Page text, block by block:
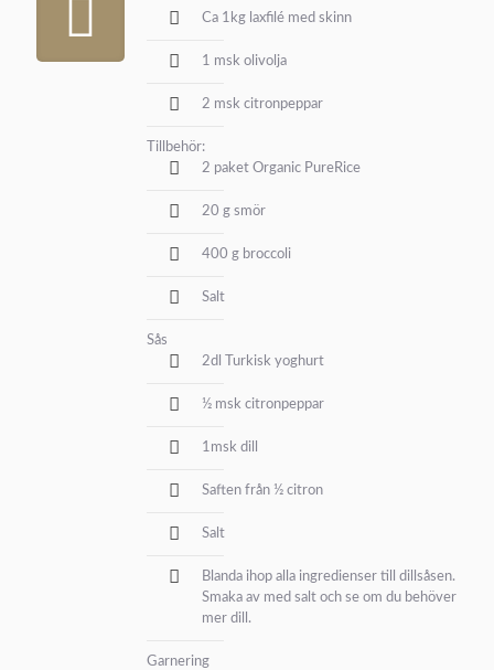
Ca 1kg laxfilé med skinn
1 msk olivolja
2 msk citronpeppar
Tillbehör:
2 paket Organic PureRice
20 g smör
400 g broccoli
Salt
Sås
2dl Turkisk yoghurt
½ msk citronpeppar
1msk dill
Saften från ½ citron
Salt
Blanda ihop alla ingredienser till dillsåsen.
Smaka av med salt och se om du behöver
mer dill.
Garnering